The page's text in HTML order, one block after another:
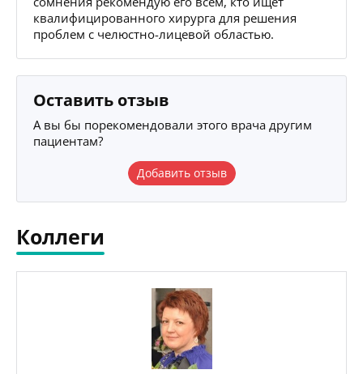
квалифицированного хирурга для решения
проблем с челюстно-лицевой областью.
Оставить отзыв
А вы бы порекомендовали этого врача другим
пациентам?
Добавить отзыв
Коллеги